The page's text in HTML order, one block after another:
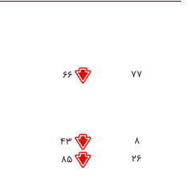
۶۶
۷۷
۴۳
۸
۸۵
۲۶